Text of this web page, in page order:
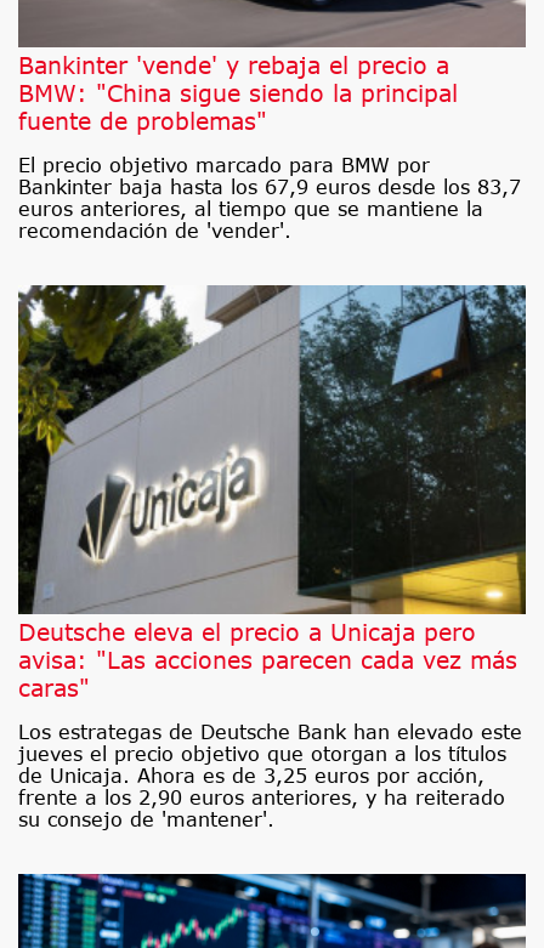
Bankinter 'vende' y rebaja el precio a
BMW: "China sigue siendo la principal
fuente de problemas"
El precio objetivo marcado para BMW por
Bankinter baja hasta los 67,9 euros desde los 83,7
euros anteriores, al tiempo que se mantiene la
recomendación de 'vender'.
Deutsche eleva el precio a Unicaja pero
avisa: "Las acciones parecen cada vez más
caras"
Los estrategas de Deutsche Bank han elevado este
jueves el precio objetivo que otorgan a los títulos
de Unicaja. Ahora es de 3,25 euros por acción,
frente a los 2,90 euros anteriores, y ha reiterado
su consejo de 'mantener'.